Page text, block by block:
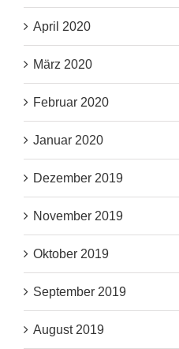
April 2020
März 2020
Februar 2020
Januar 2020
Dezember 2019
November 2019
Oktober 2019
September 2019
August 2019